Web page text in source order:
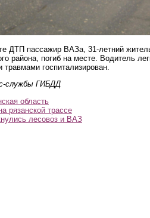
ДТП пассажир ВАЗа, 31-летний
района, погиб на месте. Водитель
травмами госпитализирован.
службы ГИБДД
область
рязанской трассе
лесовоз и ВАЗ